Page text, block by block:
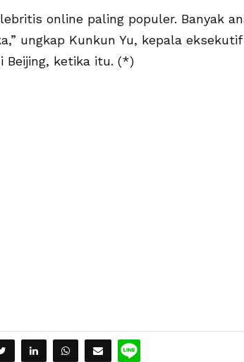
online paling populer. Banyak
ungkap Kunkun Yu, kepala
Beijing, ketika itu. (*)